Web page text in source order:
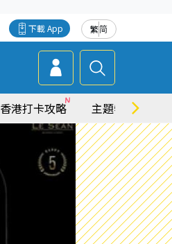
繁简
下載 App
香港打卡攻略 主題特集